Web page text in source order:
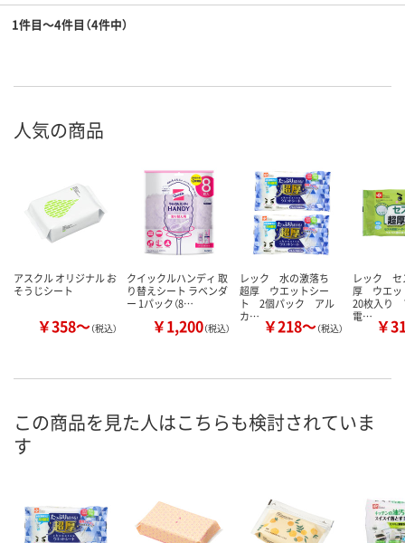
1件目～4件目（4件中）
人気の商品
アスクル オリジナル お
そうじシート
￥358～（税込）
クイックルハンディ 取
り替えシート ラベンダ
ー 1パック（8…
￥1,200（税込）
レック 水の激落ち
超厚 ウエットシー
ト 2個パック アル
カ… ￥218～（税込）
レック
厚 ウエ
20枚入り
電… ￥
この商品を見た人はこちらも検討されていま
す